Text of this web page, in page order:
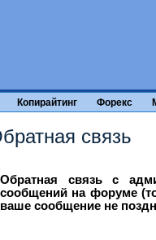
Копирайтинг Форекс
связь
Обратная связь с
сообщений на форуме
ваше сообщение не